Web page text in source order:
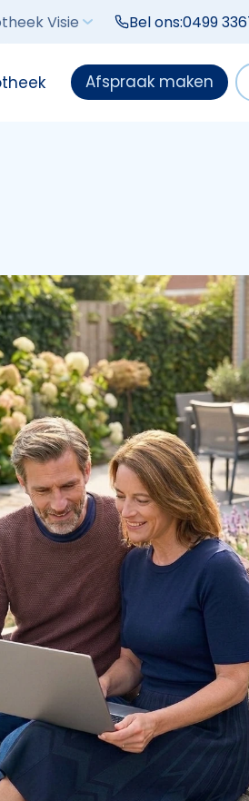
Visie Bel ons:0499
Afspraak maken